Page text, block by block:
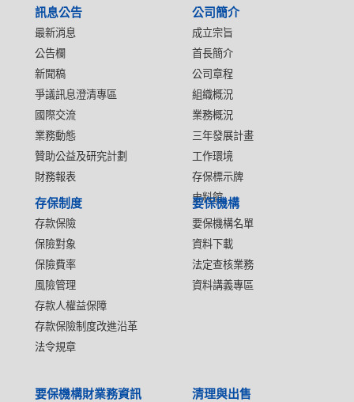
訊息公告
最新消息
公告欄
新聞稿
爭議訊息澄清專區
國際交流
業務動態
贊助公益及研究計劃
財務報表
公司簡介
成立宗旨
首長簡介
公司章程
組織概況
業務概況
三年發展計畫
工作環境
存保標示牌
史料館
存保制度
存款保險
保險對象
保險費率
風險管理
存款人權益保障
存款保險制度改進沿革
法令規章
要保機構
要保機構名單
資料下載
法定查核業務
資料講義專區
要保機構財業務資訊 清理與出售